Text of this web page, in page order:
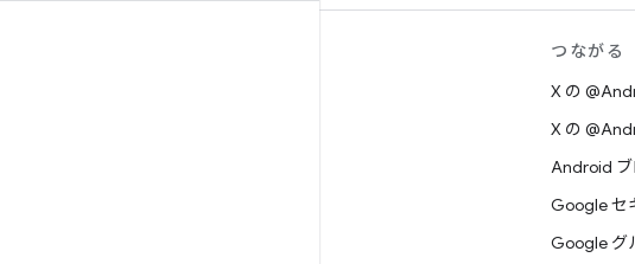
つながる
X の
X の
Android
Google セ
Google グ